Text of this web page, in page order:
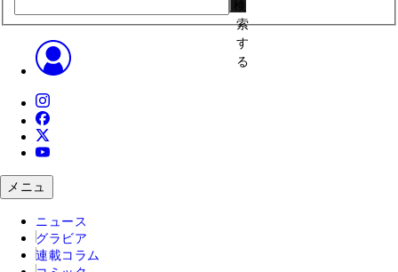
索
す
る
メニュ
ニュース
グラビア
連載コラム